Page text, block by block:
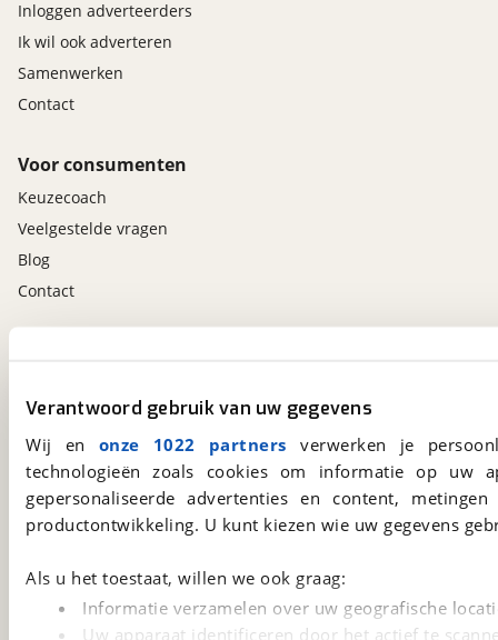
Verantwoord gebruik van uw gegevens
Wij en onze 1022 partners verwerken je
technologieën zoals cookies om informatie op
gepersonaliseerde advertenties en content,
productontwikkeling. U kunt kiezen wie uw gegevens
Als u het toestaat, willen we ook graag:
Informatie verzamelen over uw geografische
Uw apparaat identificeren door het actief te
Inloggen adverteerders
Ik wil ook adverteren
Samenwerken
Contact
Voor consumenten
Keuzecoach
Veelgestelde vragen
Blog
Contact
viaBOVAG.nl
Kosterijland 15
Een initiatief van
Download 'm nu.